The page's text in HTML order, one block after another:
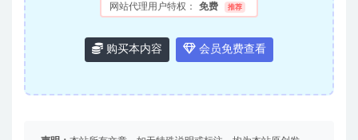
网站代理用户特权： 免费 推荐
购买本内容 会员免费查看